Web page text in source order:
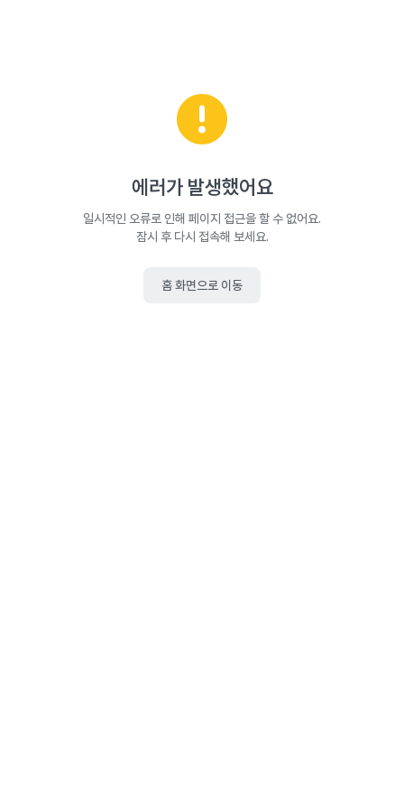
에러가 발생했어요
일시적인 오류로 인해 페이지 접근을 할 수 없어요.
잠시 후 다시 접속해 보세요.
홈 화면으로 이동